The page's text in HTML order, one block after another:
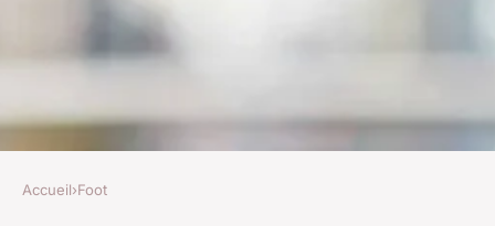
Accueil›Foot